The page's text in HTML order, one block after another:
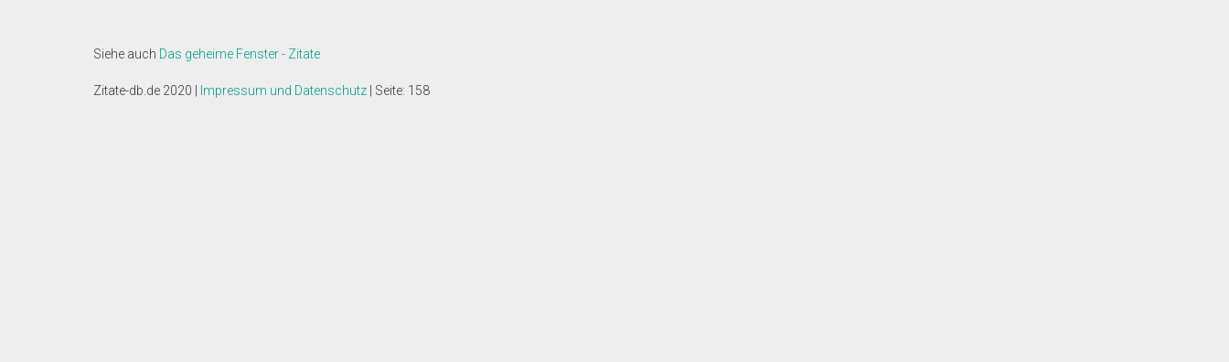
Siehe auch Das geheime Fenster - Zitate
Zitate-db.de 2020 | Impressum und Datenschutz | Seite: 158